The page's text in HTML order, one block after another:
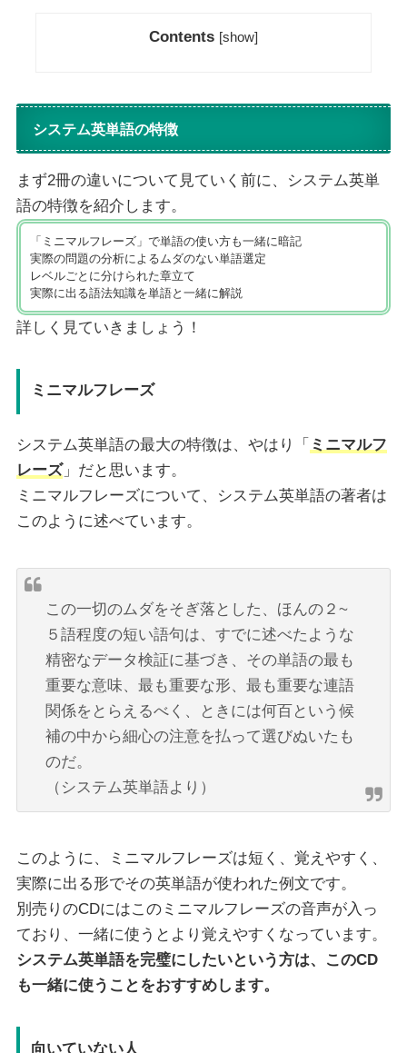
Contents [show]
システム英単語の特徴
まず2冊の違いについて見ていく前に、システム英単
語の特徴を紹介します。
「ミニマルフレーズ」で単語の使い方も一緒に暗記
実際の問題の分析によるムダのない単語選定
レベルごとに分けられた章立て
実際に出る語法知識を単語と一緒に解説
詳しく見ていきましょう！
ミニマルフレーズ
システム英単語の最大の特徴は、やはり「 ミニマルフ
レーズ」だと思います。
ミニマルフレーズについて、システム英単語の著者は
このように述べています。
この一切のムダをそぎ落とした、ほんの２~
５語程度の短い語句は、すでに述べたような
精密なデータ検証に基づき、その単語の最も
重要な意味、最も重要な形、最も重要な連語
関係をとらえるべく、ときには何百という候
補の中から細心の注意を払って選びぬいたも
のだ。
（システム英単語より）
このように、ミニマルフレーズは短く、覚えやすく、
実際に出る形でその英単語が使われた例文です。
別売りのCDにはこのミニマルフレーズの音声が入っ
ており、一緒に使うとより覚えやすくなっています。
システム英単語を完璧にしたいという方は、このCD
も一緒に使うことをおすすめします。
向いていない人